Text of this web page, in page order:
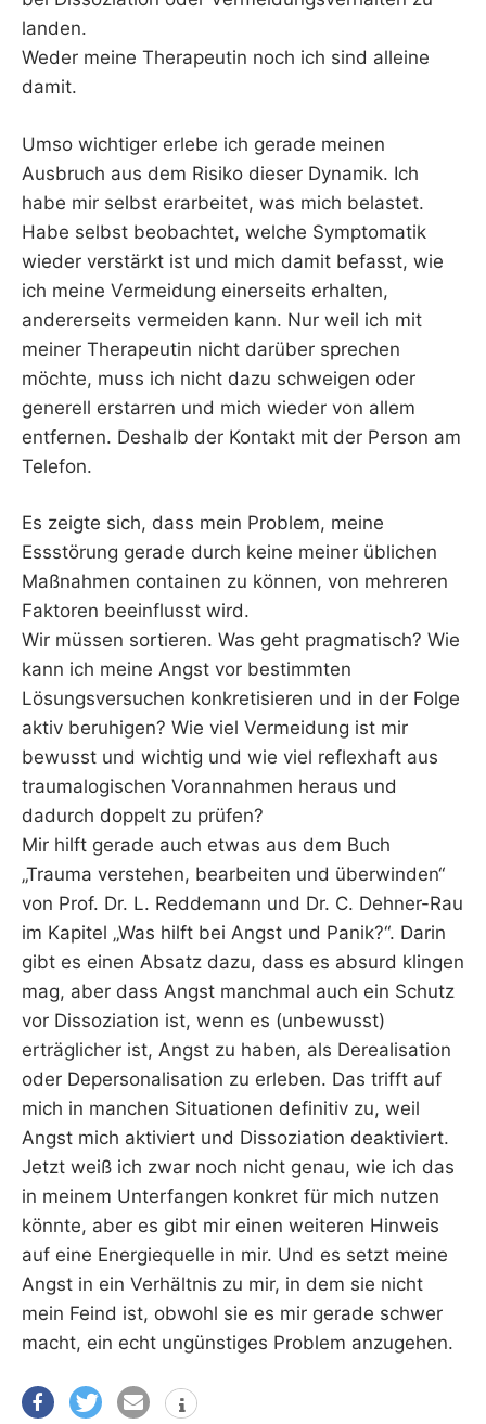
landen.
Weder meine Therapeutin noch ich sind alleine
damit.
Umso wichtiger erlebe ich gerade meinen
Ausbruch aus dem Risiko dieser Dynamik. Ich
habe mir selbst erarbeitet, was mich belastet.
Habe selbst beobachtet, welche Symptomatik
wieder verstärkt ist und mich damit befasst, wie
ich meine Vermeidung einerseits erhalten,
andererseits vermeiden kann. Nur weil ich mit
meiner Therapeutin nicht darüber sprechen
möchte, muss ich nicht dazu schweigen oder
generell erstarren und mich wieder von allem
entfernen. Deshalb der Kontakt mit der Person am
Telefon.
Es zeigte sich, dass mein Problem, meine
Essstörung gerade durch keine meiner üblichen
Maßnahmen containen zu können, von mehreren
Faktoren beeinflusst wird.
Wir müssen sortieren. Was geht pragmatisch? Wie
kann ich meine Angst vor bestimmten
Lösungsversuchen konkretisieren und in der Folge
aktiv beruhigen? Wie viel Vermeidung ist mir
bewusst und wichtig und wie viel reflexhaft aus
traumalogischen Vorannahmen heraus und
dadurch doppelt zu prüfen?
Mir hilft gerade auch etwas aus dem Buch
„Trauma verstehen, bearbeiten und überwinden“
von Prof. Dr. L. Reddemann und Dr. C. Dehner-Rau
im Kapitel „Was hilft bei Angst und Panik?“. Darin
gibt es einen Absatz dazu, dass es absurd klingen
mag, aber dass Angst manchmal auch ein Schutz
vor Dissoziation ist, wenn es (unbewusst)
erträglicher ist, Angst zu haben, als Derealisation
oder Depersonalisation zu erleben. Das trifft auf
mich in manchen Situationen definitiv zu, weil
Angst mich aktiviert und Dissoziation deaktiviert.
Jetzt weiß ich zwar noch nicht genau, wie ich das
in meinem Unterfangen konkret für mich nutzen
könnte, aber es gibt mir einen weiteren Hinweis
auf eine Energiequelle in mir. Und es setzt meine
Angst in ein Verhältnis zu mir, in dem sie nicht
mein Feind ist, obwohl sie es mir gerade schwer
macht, ein echt ungünstiges Problem anzugehen.